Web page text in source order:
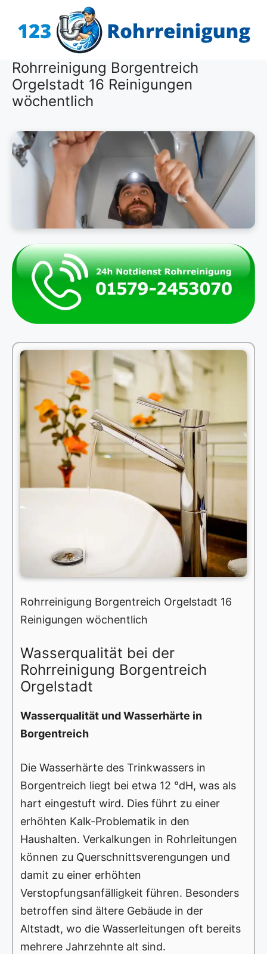
Inhalt
Rohrreinigung Borgentreich
Orgelstadt 16 Reinigungen
wöchentlich
Rohrreinigung Borgentreich Orgelstadt 16
Reinigungen wöchentlich
Wasserqualität bei der
Rohrreinigung Borgentreich
Orgelstadt
Wasserqualität und Wasserhärte in
Borgentreich
Die Wasserhärte des Trinkwassers in
Borgentreich liegt bei etwa 12 °dH, was als
hart eingestuft wird. Dies führt zu einer
erhöhten Kalk-Problematik in den
Haushalten. Verkalkungen in Rohrleitungen
können zu Querschnittsverengungen und
damit zu einer erhöhten
Verstopfungsanfälligkeit führen. Besonders
betroffen sind ältere Gebäude in der
Altstadt, wo die Wasserleitungen oft bereits
mehrere Jahrzehnte alt sind.